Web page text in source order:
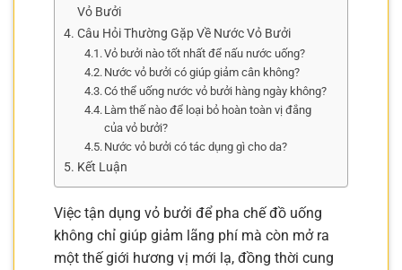
Vỏ Bưởi
Câu Hỏi Thường Gặp Về Nước Vỏ Bưởi
Vỏ bưởi nào tốt nhất để nấu nước uống?
Nước vỏ bưởi có giúp giảm cân không?
Có thể uống nước vỏ bưởi hàng ngày không?
Làm thế nào để loại bỏ hoàn toàn vị đắng
của vỏ bưởi?
Nước vỏ bưởi có tác dụng gì cho da?
Kết Luận
Việc tận dụng vỏ bưởi để pha chế đồ uống
không chỉ giúp giảm lãng phí mà còn mở ra
một thế giới hương vị mới lạ, đồng thời cung